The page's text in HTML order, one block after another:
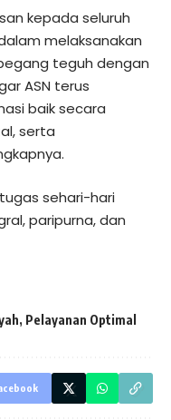
kepada seluruh
melaksanakan
teguh dengan
ASN terus
baik secara
serta
sehari-hari
paripurna, dan
, Pelayanan Optimal